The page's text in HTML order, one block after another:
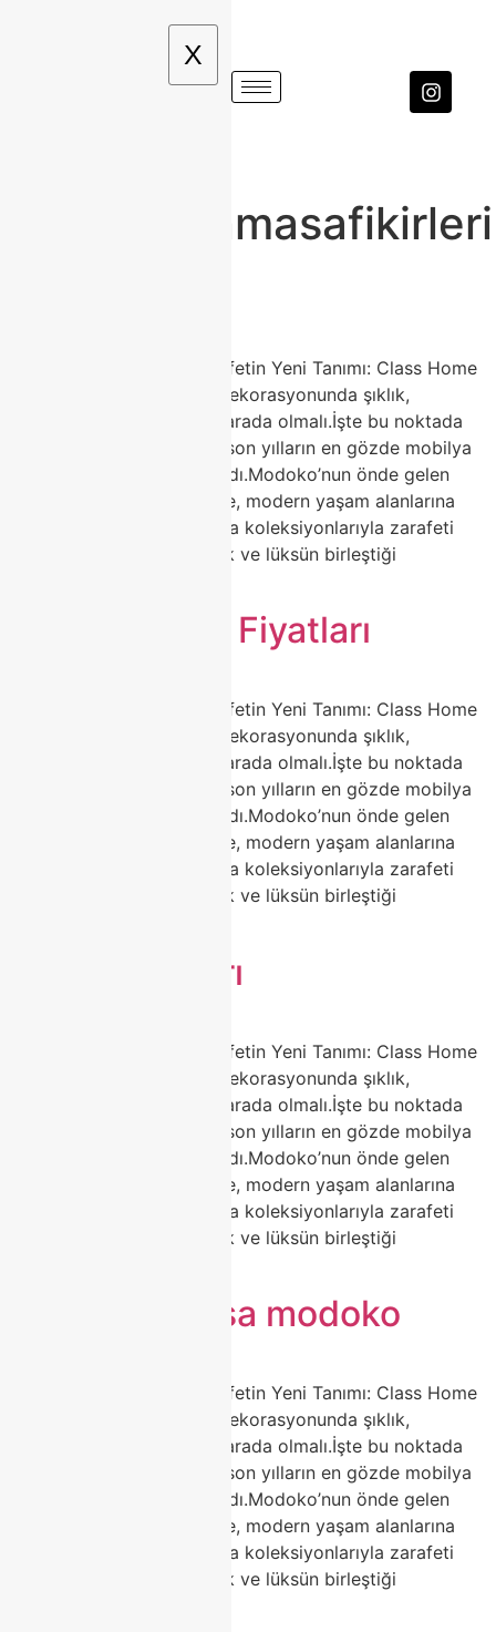
X
#porselenmasafikirleri
🍽️ Porselen Masa ile Zarafetin Yeni Tanımı: Class Home
Modoko Koleksiyonu Ev dekorasyonunda şıklık,
dayanıklılık ve estetik bir arada olmalı.İşte bu noktada
porselen masa modelleri, son yılların en gözde mobilya
trendleri arasında yerini aldı.Modoko’nun önde gelen
markalarından Class Home, modern yaşam alanlarına
değer katan porselen masa koleksiyonlarıyla zarafeti
yeniden tanımlıyor. Sadelik ve lüksün birleştiği
Merme Masa Fiyatları
🍽️ Porselen Masa ile Zarafetin Yeni Tanımı: Class Home
Modoko Koleksiyonu Ev dekorasyonunda şıklık,
dayanıklılık ve estetik bir arada olmalı.İşte bu noktada
porselen masa modelleri, son yılların en gözde mobilya
trendleri arasında yerini aldı.Modoko’nun önde gelen
markalarından Class Home, modern yaşam alanlarına
değer katan porselen masa koleksiyonlarıyla zarafeti
yeniden tanımlıyor. Sadelik ve lüksün birleştiği
Masa Fiyatları
🍽️ Porselen Masa ile Zarafetin Yeni Tanımı: Class Home
Modoko Koleksiyonu Ev dekorasyonunda şıklık,
dayanıklılık ve estetik bir arada olmalı.İşte bu noktada
porselen masa modelleri, son yılların en gözde mobilya
trendleri arasında yerini aldı.Modoko’nun önde gelen
markalarından Class Home, modern yaşam alanlarına
değer katan porselen masa koleksiyonlarıyla zarafeti
yeniden tanımlıyor. Sadelik ve lüksün birleştiği
Porselen masa modoko
🍽️ Porselen Masa ile Zarafetin Yeni Tanımı: Class Home
Modoko Koleksiyonu Ev dekorasyonunda şıklık,
dayanıklılık ve estetik bir arada olmalı.İşte bu noktada
porselen masa modelleri, son yılların en gözde mobilya
trendleri arasında yerini aldı.Modoko’nun önde gelen
markalarından Class Home, modern yaşam alanlarına
değer katan porselen masa koleksiyonlarıyla zarafeti
yeniden tanımlıyor. Sadelik ve lüksün birleştiği